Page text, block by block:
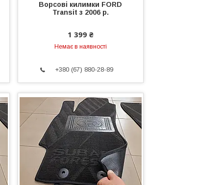
Ворсові килимки FORD
Transit з 2006 р.
1 399 ₴
Немає в наявності
+380 (67) 880-28-89